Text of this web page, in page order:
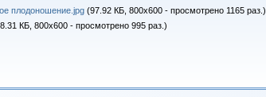
плодоношение.jpg(97.92 КБ, 800x600 - просмотрено 1165 раз.)
КБ, 800x600 - просмотрено 995 раз.)